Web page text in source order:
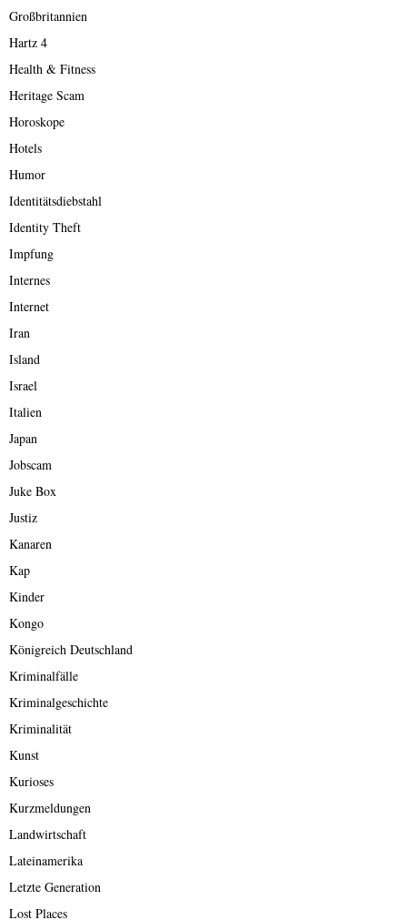
Großbritannien
Hartz 4
Health & Fitness
Heritage Scam
Horoskope
Hotels
Humor
Identitätsdiebstahl
Identity Theft
Impfung
Internes
Internet
Iran
Island
Israel
Italien
Japan
Jobscam
Juke Box
Justiz
Kanaren
Kap
Kinder
Kongo
Königreich Deutschland
Kriminalfälle
Kriminalgeschichte
Kriminalität
Kunst
Kurioses
Kurzmeldungen
Landwirtschaft
Lateinamerika
Letzte Generation
Lost Places